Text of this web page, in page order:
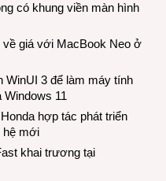
có khung viền màn hình
về giá với MacBook Neo ở
WinUI 3 để làm máy tính
11
hợp tác phát triển
hệ mới
khai trương tại